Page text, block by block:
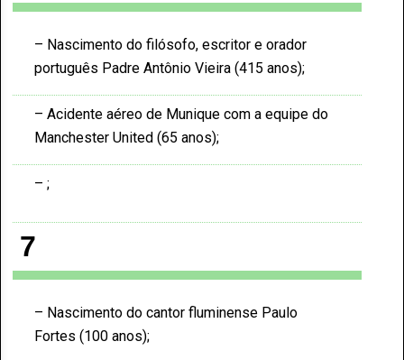
Nascimento do filósofo, escritor e orador
português Padre Antônio Vieira (415 anos)
Acidente aéreo de Munique com a equipe do
Manchester United (65 anos)
7
Nascimento do cantor fluminense Paulo
Fortes (100 anos)